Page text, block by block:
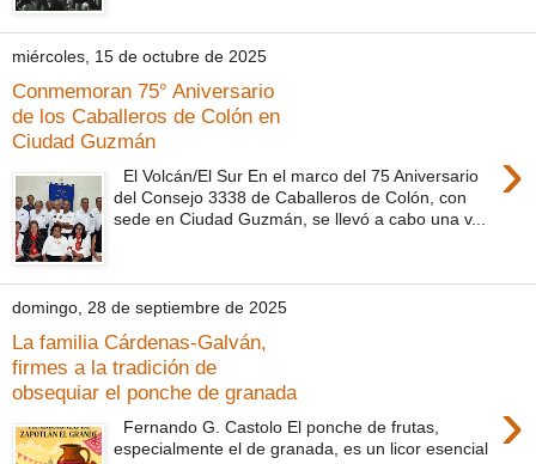
miércoles, 15 de octubre de 2025
Conmemoran 75° Aniversario
de los Caballeros de Colón en
Ciudad Guzmán
›
El Volcán/El Sur En el marco del 75 Aniversario
del Consejo 3338 de Caballeros de Colón, con
sede en Ciudad Guzmán, se llevó a cabo una v...
domingo, 28 de septiembre de 2025
La familia Cárdenas-Galván,
firmes a la tradición de
obsequiar el ponche de granada
›
Fernando G. Castolo El ponche de frutas,
especialmente el de granada, es un licor esencial